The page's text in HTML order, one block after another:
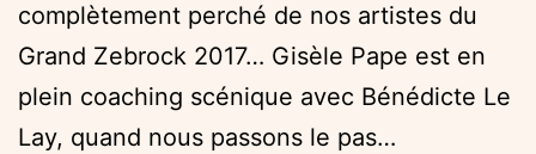
complètement perché de nos artistes du
Grand Zebrock 2017… Gisèle Pape est en
plein coaching scénique avec Bénédicte Le
Lay, quand nous passons le pas…